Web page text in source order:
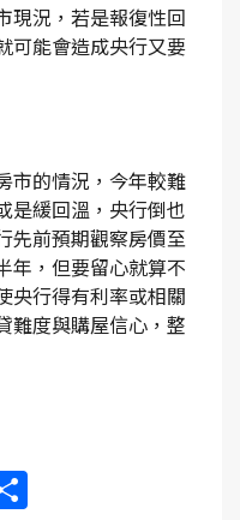
現況，若是報復性回
可能會造成央行又要
市的情況，今年較難
是緩回溫，央行倒也
先前預期觀察房價至
年，但要留心就算不
央行得有利率或相關
難度與購屋信心，整